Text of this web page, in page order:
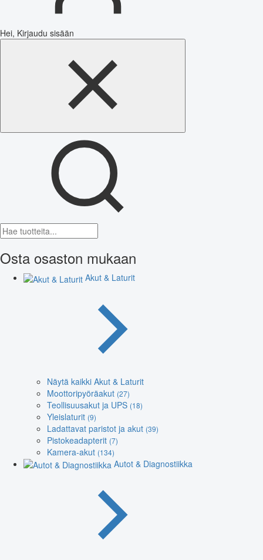
Hei, Kirjaudu sisään
Osta osaston mukaan
Akut & Laturit
Näytä kaikki Akut & Laturit
Moottoripyöräakut (27)
Teollisuusakut ja UPS (18)
Yleislaturit (9)
Ladattavat paristot ja akut (39)
Pistokeadapterit (7)
Kamera-akut (134)
Autot & Diagnostiikka